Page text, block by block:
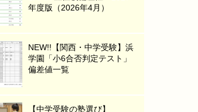
年度版（2026年4月）
NEW!!【関西・中学受験】浜
学園「小6合否判定テスト」
偏差値一覧
【中学受験の塾選び】